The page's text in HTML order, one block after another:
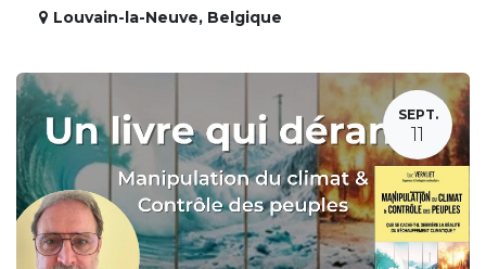
Louvain-la-Neuve, Belgique
SEPT.
11